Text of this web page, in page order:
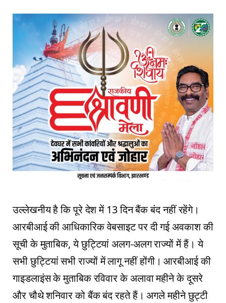
उल्लेखनीय है कि पूरे देश में 13 दिन बैंक बंद नहीं रहेंगे।
आरबीआई की आधिकारिक वेबसाइट पर दी गई अवकाश की
सूची के मुताबिक, ये छुट्टियां अलग-अलग राज्यों में हैं। ये
सभी छुट्टियां सभी राज्यों में लागू नहीं होंगी। आरबीआई की
गाइडलाइंस के मुताबिक रविवार के अलावा महीने के दूसरे
और चौथे शनिवार को बैंक बंद रहते हैं। अगले महीने छुट्टी